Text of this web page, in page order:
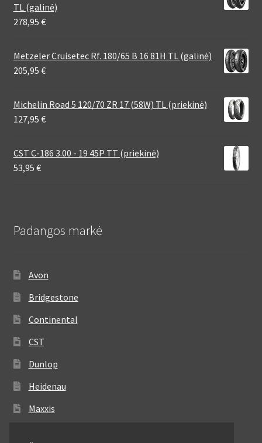
TL (galinė)
278,95 €
Metzeler Cruisetec Rf. 180/65 B 16 81H TL (galinė)
205,95 €
Michelin Road 5 120/70 ZR 17 (58W) TL (priekinė)
127,95 €
CST C-186 3.00 - 19 45P TT (priekinė)
53,95 €
Padangos markė
Avon
Bridgestone
Continental
CST
Dunlop
Heidenau
Maxxis